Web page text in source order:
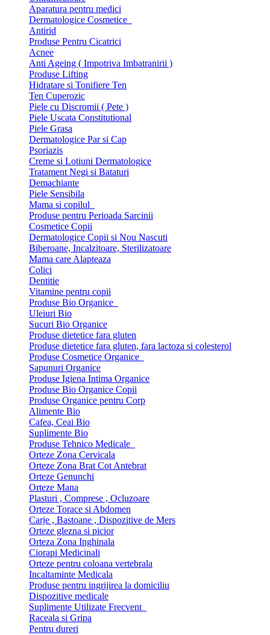
Aparatura pentru medici
Dermatologice Cosmetice
Antirid
Produse Pentru Cicatrici
Acnee
Anti Ageing ( Impotriva Imbatranirii )
Produse Lifting
Hidratare si Tonifiere Ten
Ten Cuperozic
Piele cu Discromii ( Pete )
Piele Uscata Constitutional
Piele Grasa
Dermatologice Par si Cap
Psoriazis
Creme si Lotiuni Dermatologice
Tratament Negi si Bataturi
Demachiante
Piele Sensibila
Mama si copilul
Produse pentru Perioada Sarcinii
Cosmetice Copii
Dermatologice Copii si Nou Nascuti
Biberoane, Incalzitoare, Sterilizatoare
Mama care Alapteaza
Colici
Dentitie
Vitamine pentru copii
Produse Bio Organice
Uleiuri Bio
Sucuri Bio Organice
Produse dietetice fara gluten
Produse dietetice fara gluten, fara lactoza si colesterol
Produse Cosmetice Organice
Sapunuri Organice
Produse Igiena Intima Organice
Produse Bio Organice Copii
Produse Organice pentru Corp
Alimente Bio
Cafea, Ceai Bio
Suplimente Bio
Produse Tehnico Medicale
Orteze Zona Cervicala
Orteze Zona Brat Cot Antebrat
Orteze Genunchi
Orteze Mana
Plasturi , Comprese , Ocluzoare
Orteze Torace si Abdomen
Carje , Bastoane , Dispozitive de Mers
Orteze glezna si picior
Orteza Zona Inghinala
Ciorapi Medicinali
Orteze pentru coloana vertebrala
Incaltaminte Medicala
Produse pentru ingrijirea la domiciliu
Dispozitive medicale
Suplimente Utilizate Frecvent
Raceala si Gripa
Pentru dureri